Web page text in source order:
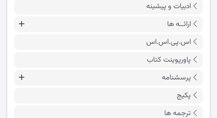
ادبیات و پیشینه
ارائــه ها
اس.پی.اس.اس
پاورپوینت کتاب
پرسشنامه
پکیج
ترجمه ها